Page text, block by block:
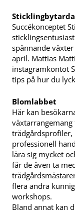
Succékonceptet
spännande
april. Mattias
instagramkontot
tips på hur du
Blomlabbet
Här kan
trädgårdsprofiler,
professionell
lära sig mycket
får de även ta
flera andra
workshops.
Bland annat kan